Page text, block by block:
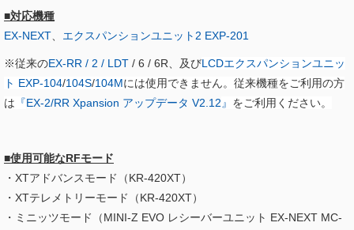
■対応機種
EX-NEXT
エクスパンションユニット2 EXP-201
※従来のEX-RR / 2 / LDT / 6 / 6R、及びLCDエクスパンションユニッ
ト EXP-104/104S/104Mには使用できません。従来機種をご利用の方
は 『EX-2/RR Xpansion アップデータ V2.12​ 』 をご利用ください。
■使用可能なRFモード
・XTアドバンスモード（KR-420XT）
・XTテレメトリーモード（KR-420XT）
・ミニッツモード（MINI-Z EVO レシーバーユニット EX-NEXT MC-